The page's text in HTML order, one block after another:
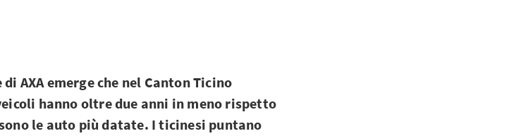
AXA emerge che nel Canton Ticino
hanno oltre due anni in meno rispetto
le auto più datate. I ticinesi puntano